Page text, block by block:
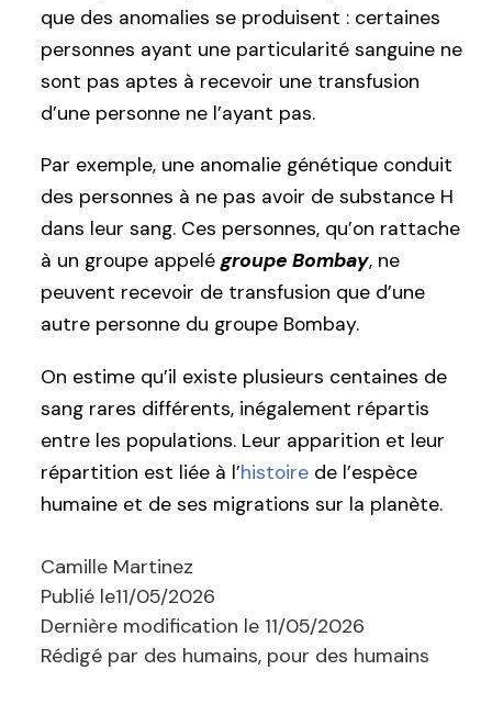
que des anomalies se produisent : certaines
personnes ayant une particularité sanguine ne
sont pas aptes à recevoir une transfusion
d’une personne ne l’ayant pas.
Par exemple, une anomalie génétique conduit
des personnes à ne pas avoir de substance H
dans leur sang. Ces personnes, qu’on rattache
à un groupe appelé groupe Bombay, ne
peuvent recevoir de transfusion que d’une
autre personne du groupe Bombay.
On estime qu’il existe plusieurs centaines de
sang rares différents, inégalement répartis
entre les populations. Leur apparition et leur
répartition est liée à l’histoire de l’espèce
humaine et de ses migrations sur la planète.
Camille Martinez
Publié le11/05/2026
Dernière modification le 11/05/2026
Rédigé par des humains, pour des humains